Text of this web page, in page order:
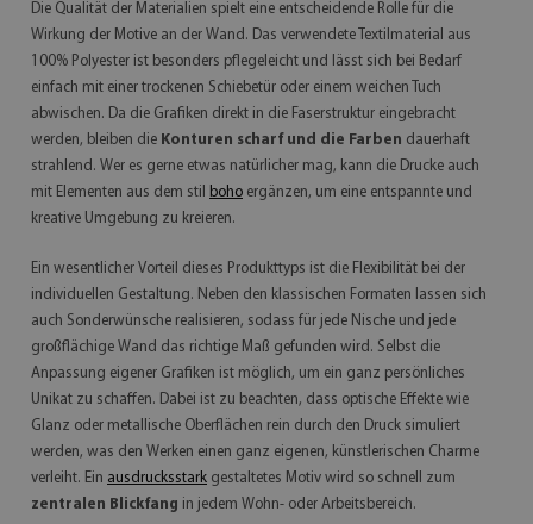
Die Qualität der Materialien spielt eine entscheidende Rolle für die
Wirkung der Motive an der Wand. Das verwendete Textilmaterial aus
100% Polyester ist besonders pflegeleicht und lässt sich bei Bedarf
einfach mit einer trockenen Schiebetür oder einem weichen Tuch
abwischen. Da die Grafiken direkt in die Faserstruktur eingebracht
werden, bleiben die Konturen scharf und die Farben dauerhaft
strahlend. Wer es gerne etwas natürlicher mag, kann die Drucke auch
mit Elementen aus dem stil
boho ergänzen, um eine entspannte und
kreative Umgebung zu kreieren.
Ein wesentlicher Vorteil dieses Produkttyps ist die Flexibilität bei der
individuellen Gestaltung. Neben den klassischen Formaten lassen sich
auch Sonderwünsche realisieren, sodass für jede Nische und jede
großflächige Wand das richtige Maß gefunden wird. Selbst die
Anpassung eigener Grafiken ist möglich, um ein ganz persönliches
Unikat zu schaffen. Dabei ist zu beachten, dass optische Effekte wie
Glanz oder metallische Oberflächen rein durch den Druck simuliert
werden, was den Werken einen ganz eigenen, künstlerischen Charme
verleiht. Ein ausdrucksstark gestaltetes Motiv wird so schnell zum
zentralen Blickfang in jedem Wohn- oder Arbeitsbereich.